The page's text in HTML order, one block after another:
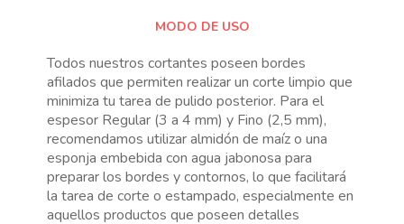
MODO DE USO
Todos nuestros cortantes poseen bordes
afilados que permiten realizar un corte limpio que
minimiza tu tarea de pulido posterior. Para el
espesor Regular (3 a 4 mm) y Fino (2,5 mm),
recomendamos utilizar almidón de maíz o una
esponja embebida con agua jabonosa para
preparar los bordes y contornos, lo que facilitará
la tarea de corte o estampado, especialmente en
aquellos productos que poseen detalles